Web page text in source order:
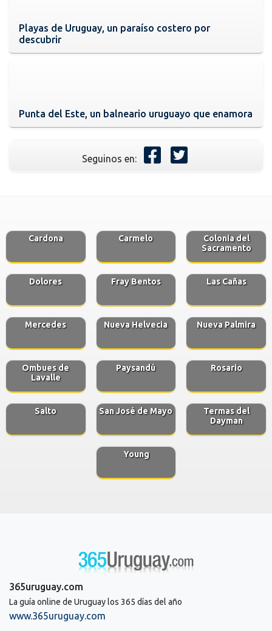
Playas de Uruguay, un paraíso costero por
descubrir
Punta del Este, un balneario uruguayo que enamora
Seguinos en:
Cardona Carmelo
Colonia del
Sacramento
Dolores Fray Bentos Las Cañas
Mercedes Nueva Helvecia Nueva Palmira
Ombues de
Lavalle
Paysandú Rosario
Salto San José de Mayo
Termas del
Dayman
Young
365uruguay.com
La guía online de Uruguay los 365 días del año
www.365uruguay.com